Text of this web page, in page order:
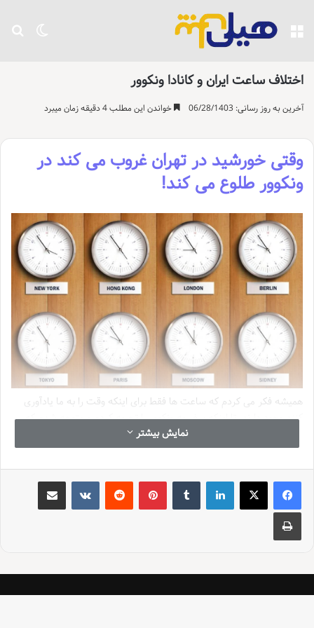
تغییر منو
اختلاف ساعت ایران و کانادا ونکوور
آخرین به روز رسانی: 06/28/1403 خواندن این مطلب 4 دقیقه زمان میبرد
وقتی خورشید در تهران غروب می کند در
ونکوور طلوع می کند!
همیشه فکر می کردم که ساعت ها فقط برای اینکه وقت را به ما یادآوری
کنند وجود دارند. تا اینکه سفر به ونکوور را تجربه کردم و متوجه شدم که
تفاوت ساعت ها می تواند دنیای جدیدی را به روی ما باز کند.
نمایش بیشتر
لینکدین ‫تامبلر ‫پین‌ترست‫رددیت ‫VKontakteاشتراک گذاری از طریق ایمیل
چاپ